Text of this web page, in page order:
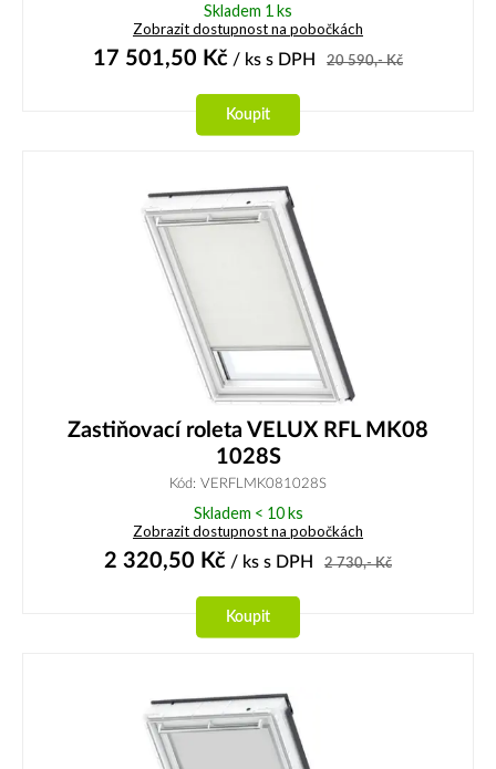
Skladem 1 ks
Zobrazit dostupnost na pobočkách
17 501,50 Kč / ks s DPH 20 590,-Kč
Koupit
Zastiňovací roleta VELUX RFL MK08
1028S
Kód: VERFLMK081028S
Skladem < 10 ks
Zobrazit dostupnost na pobočkách
2 320,50 Kč / ks s DPH 2 730,-Kč
Koupit